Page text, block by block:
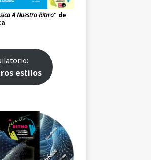
A Nuestro Ritmo" de
estilos